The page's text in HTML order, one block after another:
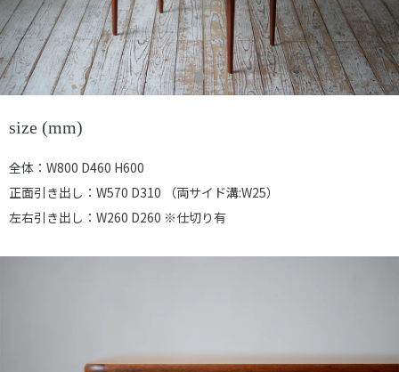
size (mm)
全体：W800 D460 H600
正面引き出し：W570 D310 （両サイド溝:W25）
左右引き出し：W260 D260 ※仕切り有